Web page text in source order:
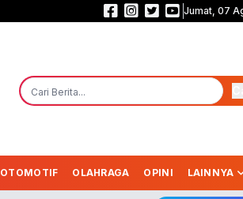
Babak Pertama Garuda Masih Buntu!
Jumat, 07
OTOMOTIF OLAHRAGA OPINI LAINNYA